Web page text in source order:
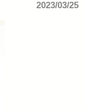
2023/03/25